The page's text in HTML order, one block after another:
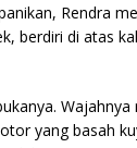
Rendra
berdiri di atas
yang basah